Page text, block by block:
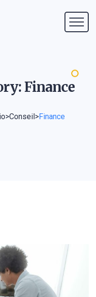
Finance
>Conseil>Finance